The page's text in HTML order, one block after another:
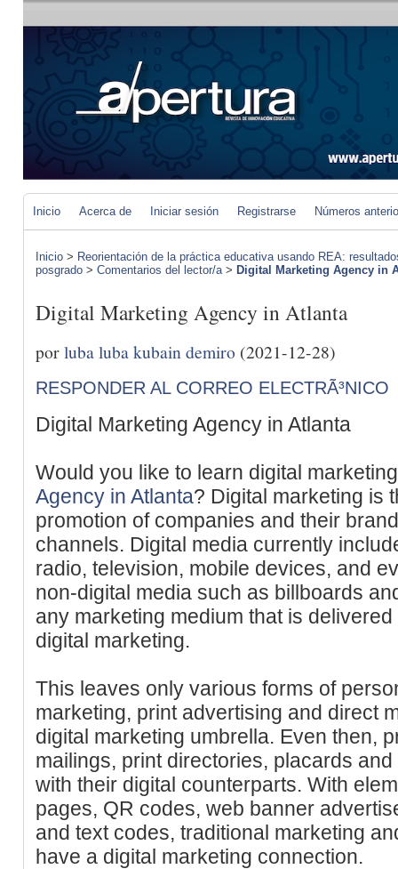
Inicio Acerca de Iniciar sesión Registrarse Números
Inicio > Reorientación de la práctica educativa usando REA:
posgrado > Comentarios del lector/a> Digital Marketing Agency in
Digital Marketing Agency in Atlanta
porluba luba kubain demiro (2021-12-28)
RESPONDER AL CORREO ELECTRÃ³NICO
Digital Marketing Agency in Atlanta
Would you like to learn digital
Agency in Atlanta? Digital marketing is
promotion of companies and their
channels. Digital media currently
radio, television, mobile devices, and
non-digital media such as billboards
any marketing medium that is
digital marketing.
This leaves only various forms of
marketing, print advertising and direct
digital marketing umbrella. Even then,
mailings, print directories, placards
with their digital counterparts. With
pages, QR codes, web banner
and text codes, traditional marketing
have a digital marketing connection.